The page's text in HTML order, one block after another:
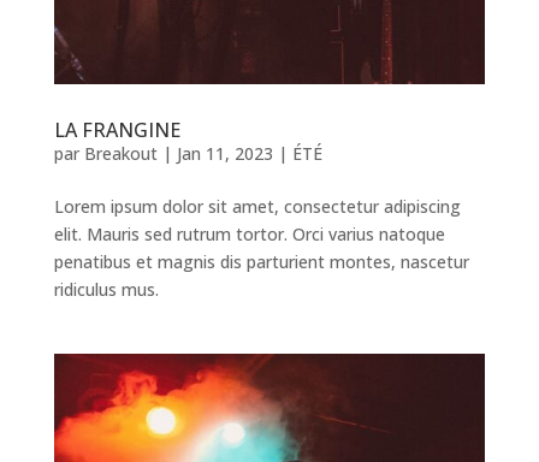
LA FRANGINE
par Breakout| Jan 11, 2023 | ÉTÉ
Lorem ipsum dolor sit amet, consectetur adipiscing
elit. Mauris sed rutrum tortor. Orci varius natoque
penatibus et magnis dis parturient montes, nascetur
ridiculus mus.